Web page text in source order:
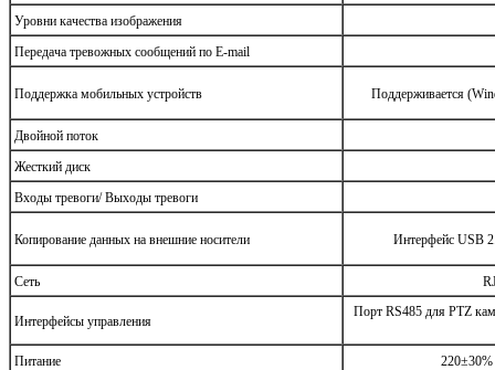
Уровни качества изображения
Передача тревожных сообщений по E-mail
Поддержка мобильных устройств Поддерживается
Двойной поток
Жесткий диск
Входы тревоги/ Выходы тревоги
Копирование данных на внешние носители Интерфейс USB
Сеть
Интерфейсы управления
Порт RS485 для PTZ
Питание